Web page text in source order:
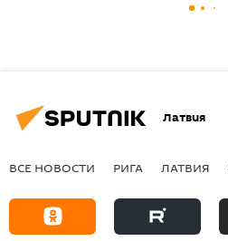
Латвия
ВСЕ НОВОСТИ РИГА ЛАТВИЯ